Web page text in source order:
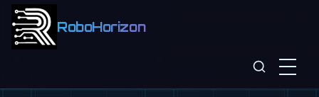
RoboHorizon